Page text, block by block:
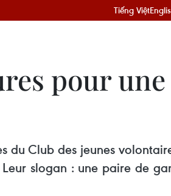
Tiếng Việt
pour
Club des jeunes
slogan : une paire de